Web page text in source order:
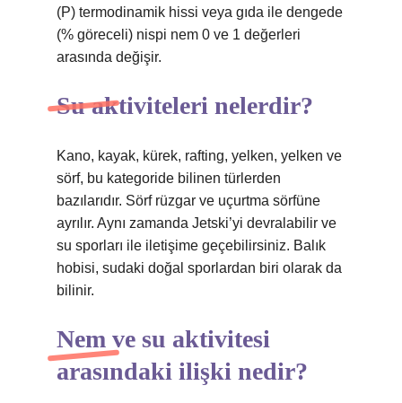
(P) termodinamik hissi veya gıda ile dengede
(% göreceli) nispi nem 0 ve 1 değerleri
arasında değişir.
Su aktiviteleri nelerdir?
Kano, kayak, kürek, rafting, yelken, yelken ve
sörf, bu kategoride bilinen türlerden
bazılarıdır. Sörf rüzgar ve uçurtma sörfüne
ayrılır. Aynı zamanda Jetski’yi devralabilir ve
su sporları ile iletişime geçebilirsiniz. Balık
hobisi, sudaki doğal sporlardan biri olarak da
bilinir.
Nem ve su aktivitesi
arasındaki ilişki nedir?